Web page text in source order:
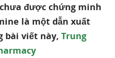
được chứng minh
là một dẫn xuất
bài viết này, Trung